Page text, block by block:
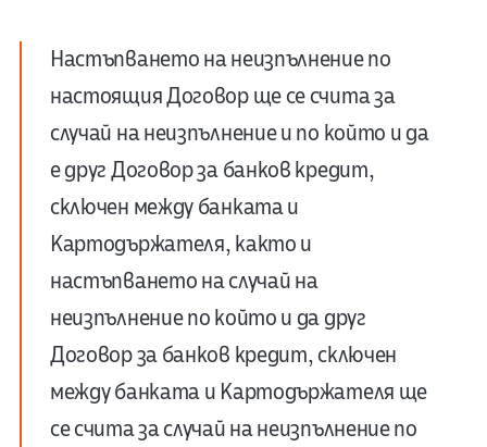
Настъпването на неизпълнение по
настоящия Договор ще се счита за
случай на неизпълнение и по който и да
е друг Договор за банков кредит,
сключен между банката и
Картодържателя, както и
настъпването на случай на
неизпълнение по който и да друг
Договор за банков кредит, сключен
между банката и Картодържателя ще
се счита за случай на неизпълнение по